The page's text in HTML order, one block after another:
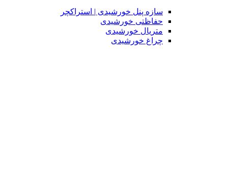
سازه پنل خورشیدی | استراکچر
حفاظتی خورشیدی
متریال خورشیدی
چراغ خورشیدی